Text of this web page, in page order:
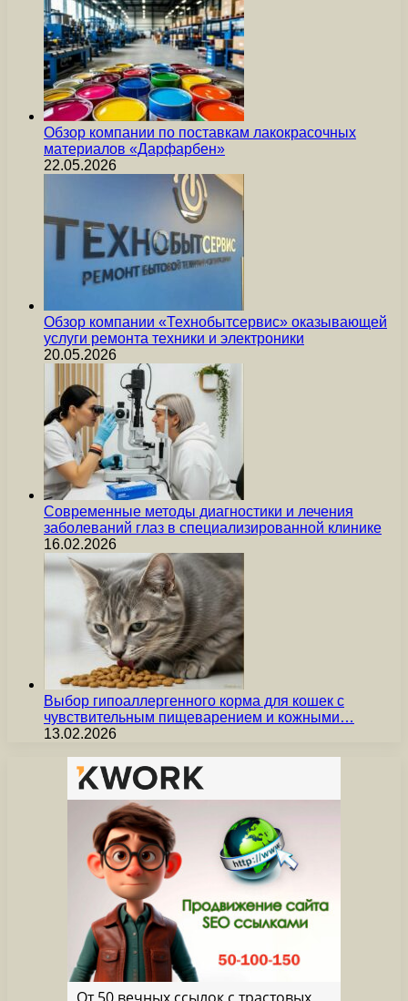
Обзор компании по поставкам лакокрасочных
материалов «Дарфарбен»
22.05.2026
Обзор компании «Технобытсервис» оказывающей
услуги ремонта техники и электроники
20.05.2026
Современные методы диагностики и лечения
заболеваний глаз в специализированной клинике
16.02.2026
Выбор гипоаллергенного корма для кошек с
чувствительным пищеварением и кожными…
13.02.2026